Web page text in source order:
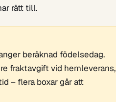
rätt till.
beräknad födelsedag.
fraktavgift vid hemleverans,
– flera box­ar går att